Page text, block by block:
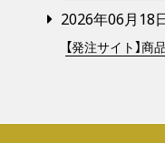
2026年06月18
【発注サイト】